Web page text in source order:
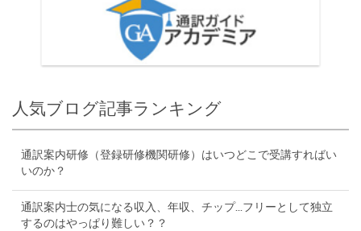
人気ブログ記事ランキング
通訳案内研修（登録研修機関研修）はいつどこで受講すればい
いのか？
通訳案内士の気になる収入、年収、チップ...フリーとして独立
するのはやっぱり難しい？？